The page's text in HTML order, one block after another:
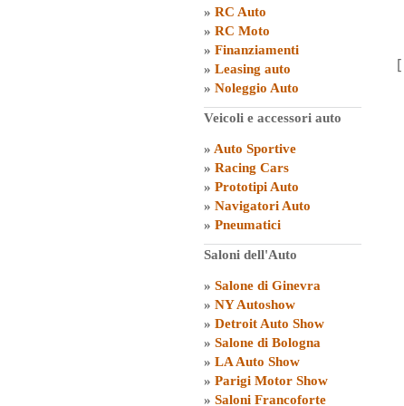
» RC Auto
» RC Moto
» Finanziamenti
» Leasing auto
» Noleggio Auto
Veicoli e accessori auto
» Auto Sportive
» Racing Cars
» Prototipi Auto
» Navigatori Auto
» Pneumatici
Saloni dell'Auto
» Salone di Ginevra
» NY Autoshow
» Detroit Auto Show
» Salone di Bologna
» LA Auto Show
» Parigi Motor Show
» Saloni Francoforte
[